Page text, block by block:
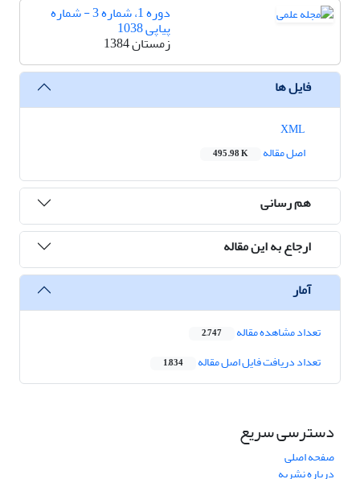
دوره 1، شماره 3 - شماره
پیاپی 1038
زمستان 1384
فایل ها
اصل مقاله
495.98 K
هم رسانی
ارجاع به این مقاله
آمار
تعداد مشاهده مقاله 2,747
تعداد دریافت فایل اصل مقاله 1,834
دسترسی سریع
صفحه اصلی
درباره نشریه